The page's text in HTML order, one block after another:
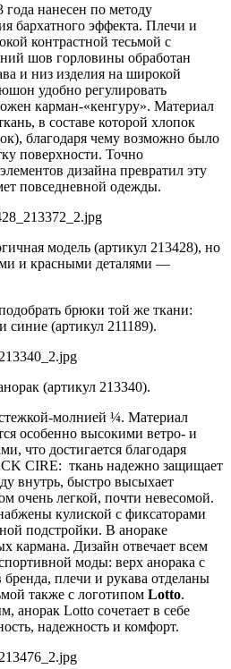
года нанесен по методу
бархатного эффекта. Плечи и
контрастной тесьмой с
шов горловины обработан
и низ изделия на широкой
удобно регулировать
карман-«кенгуру». Материал
в составе которой хлопок
благодаря чему возможно было
поверхности. Точно
дизайна превратил эту
повседневной одежды.
модель (артикул 213428), но
и красными деталями —
брюки той же ткани:
синие (артикул 211189).
(артикул 213340).
молнией ¼. Материал
особенно высокими ветро- и
что достигается благодаря
CIRE: ткань надежно защищает
внутрь, быстро высыхает
очень легкой, почти невесомой.
кулиской с фиксаторами
подстройки. В анораке
кармана. Дизайн отвечает всем
моды: верх анорака с
плечи и рукава отделаны
также с логотипом Lotto.
анорак Lotto сочетает в себе
надежность и комфорт.